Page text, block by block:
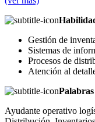
Gestión de
Sistemas de
Procesos de
Atención al
Ayudante operativo